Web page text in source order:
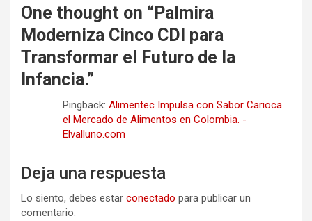
One thought on “ Palmira
Moderniza Cinco CDI para
Transformar el Futuro de la
Infancia.”
Pingback: Alimentec Impulsa con Sabor Carioca
el Mercado de Alimentos en Colombia. -
Elvalluno.com
Deja una respuesta
Lo siento, debes estar conectado para publicar un
comentario.